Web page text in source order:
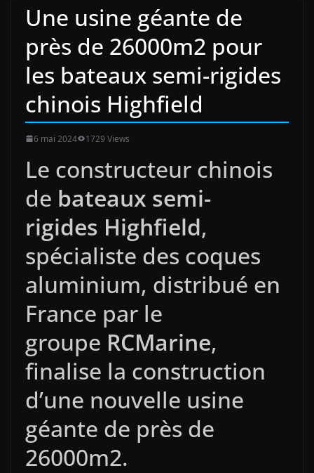
Une usine géante de
près de 26000m2 pour
les bateaux semi-rigides
chinois Highfield
6 mai 2024 1729 Views
Le constructeur chinois
de bateaux semi-
rigides Highfield,
spécialiste des coques
aluminium, distribué en
France par le
groupe RCMarine,
finalise la construction
d’une nouvelle usine
géante de près de
26000m2.